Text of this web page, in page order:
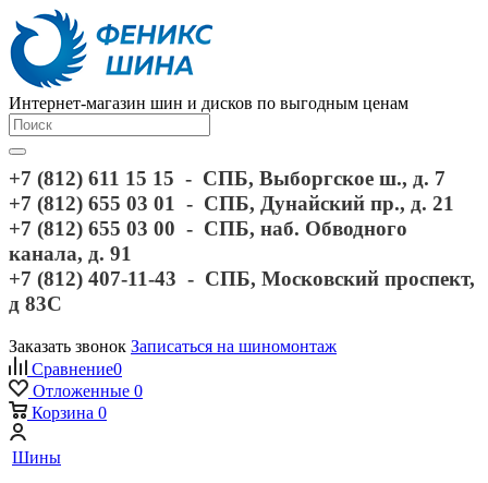
Интернет-магазин шин и дисков по выгодным ценам
+7 (812) 611 15 15 - СПБ, Выборгское ш., д. 7
+7 (812) 655 03 01 - СПБ, Дунайский пр., д. 21
+7 (812) 655 03 00 - СПБ, наб. Обводного
канала, д. 91
+7 (812) 407-11-43 - СПБ, Московский проспект,
д 83С
Заказать звонок Записаться на шиномонтаж
Сравнение0
Отложенные 0
Корзина 0
Шины